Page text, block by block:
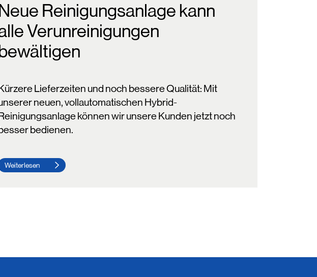
Reinigungsanlage kann
Verunreinigungen
Lieferzeiten und noch bessere Qualität: Mit
neuen, vollautomatischen Hybrid-
können wir unsere Kunden jetzt noch
bedienen.
Weiterlesen